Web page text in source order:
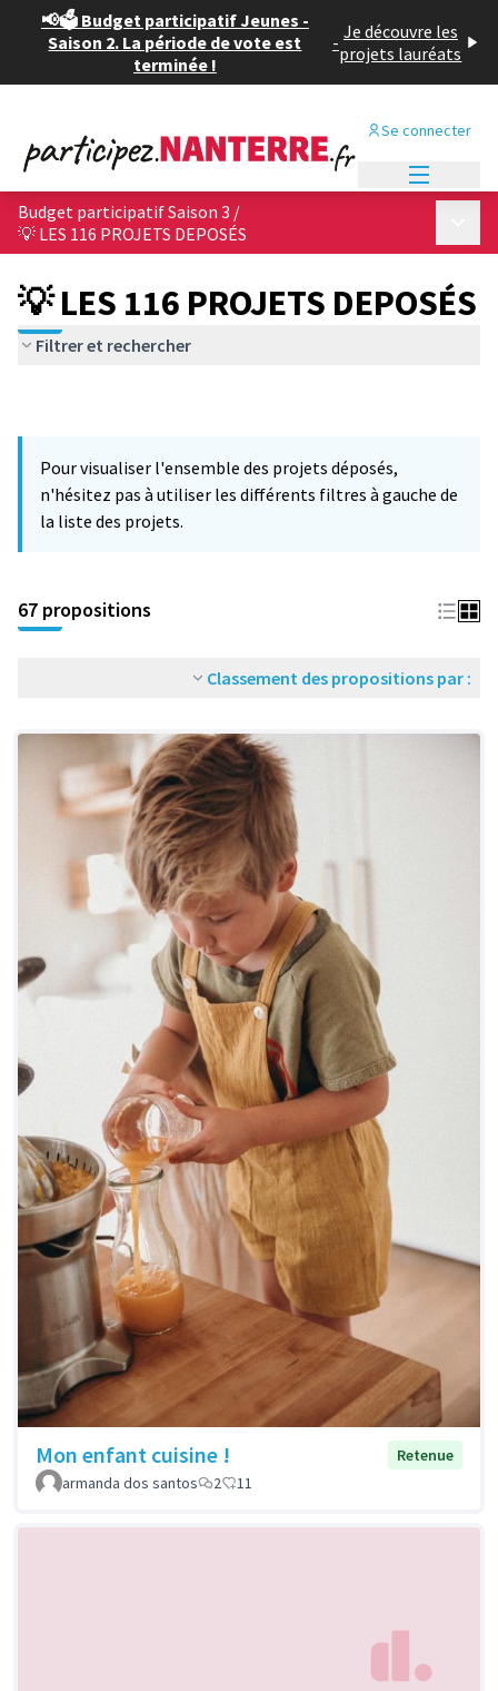
📢🗳️ Budget participatif Jeunes -
Saison 2. La période de vote est
terminée !
- Je découvre les
projets lauréats
Se connecter
Budget participatif Saison 3 /
💡 LES 116 PROJETS DEPOSÉS
💡 LES 116 PROJETS DEPOSÉS
Filtrer et rechercher
Pour visualiser l'ensemble des projets déposés,
n'hésitez pas à utiliser les différents filtres à gauche de
la liste des projets.
67 propositions
Classement des propositions par :
Mon enfant cuisine !
Retenue
armanda dos santos
2 11